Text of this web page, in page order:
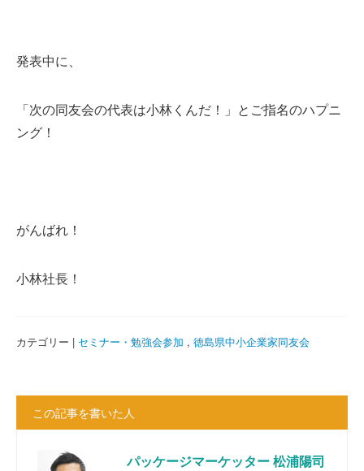
発表中に、
「次の同友会の代表は小林くんだ！」とご指名のハプニ
ング！
がんばれ！
小林社長！
カテゴリー | セミナー・勉強会参加 , 徳島県中小企業家同友会
この記事を書いた人
パッケージマーケッター 松浦陽司